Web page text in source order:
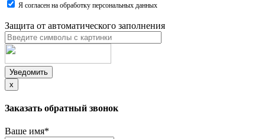
Я согласен на обработку персональных данных
Защита от автоматического заполнения
Уведомить
x
Заказать обратный звонок
Ваше имя*